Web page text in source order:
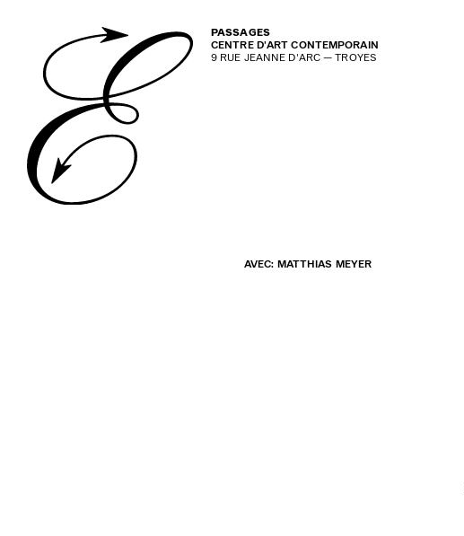
PASSAGES
CENTRE D'ART CONTEMPORAIN
9 RUE JEANNE D'ARC — TROYES
AVEC: MATTHIAS MEYER